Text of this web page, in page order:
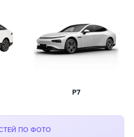
P7
ПО ФОТО